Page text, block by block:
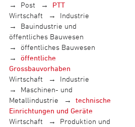
Post
PTT
Wirtschaft
Industrie
Bauindustrie und
öffentliches Bauwesen
öffentliches Bauwesen
öffentliche
Grossbauvorhaben
Wirtschaft
Industrie
Maschinen- und
Metallindustrie
technische
Einrichtungen und Geräte
Wirtschaft
Produktion und